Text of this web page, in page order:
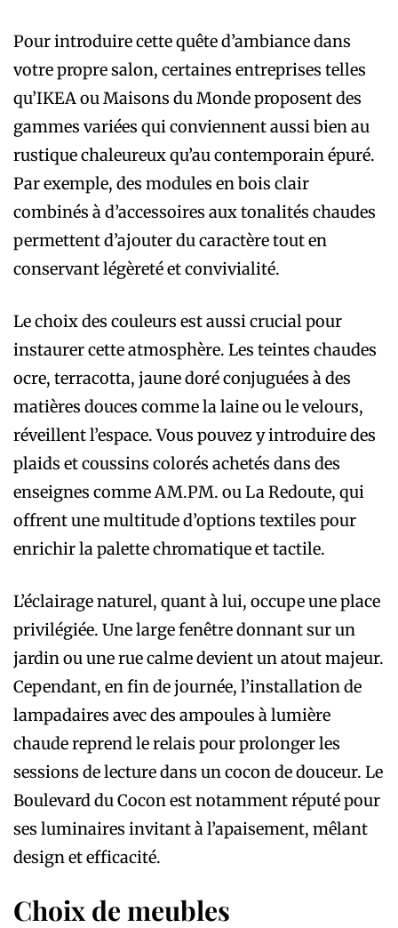
Pour introduire cette quête d’ambiance dans
votre propre salon, certaines entreprises telles
qu’IKEA ou Maisons du Monde proposent des
gammes variées qui conviennent aussi bien au
rustique chaleureux qu’au contemporain épuré.
Par exemple, des modules en bois clair
combinés à d’accessoires aux tonalités chaudes
permettent d’ajouter du caractère tout en
conservant légèreté et convivialité.
Le choix des couleurs est aussi crucial pour
instaurer cette atmosphère. Les teintes chaudes
ocre, terracotta, jaune doré conjuguées à des
matières douces comme la laine ou le velours,
réveillent l’espace. Vous pouvez y introduire des
plaids et coussins colorés achetés dans des
enseignes comme AM.PM. ou La Redoute, qui
offrent une multitude d’options textiles pour
enrichir la palette chromatique et tactile.
L’éclairage naturel, quant à lui, occupe une place
privilégiée. Une large fenêtre donnant sur un
jardin ou une rue calme devient un atout majeur.
Cependant, en fin de journée, l’installation de
lampadaires avec des ampoules à lumière
chaude reprend le relais pour prolonger les
sessions de lecture dans un cocon de douceur. Le
Boulevard du Cocon est notamment réputé pour
ses luminaires invitant à l’apaisement, mêlant
design et efficacité.
Choix de meubles